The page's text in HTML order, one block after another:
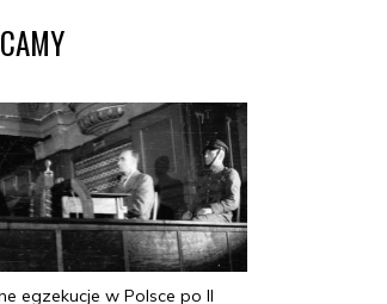
egzekucje w Polsce po II